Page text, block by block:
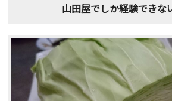
山田屋でしか経験できな